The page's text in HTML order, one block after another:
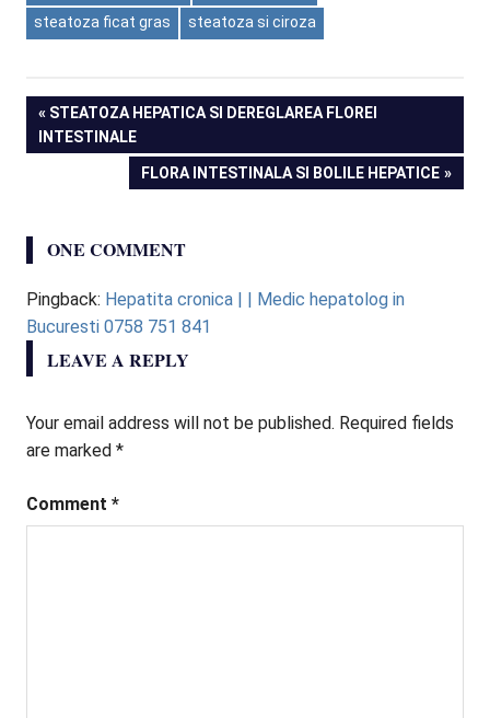
steatoza ficat gras
steatoza si ciroza
Post
navigation
PREVIOUS
POST:
STEATOZA HEPATICA SI DEREGLAREA FLOREI
INTESTINALE
NEXT
FLORA INTESTINALA SI BOLILE HEPATICE
ONE COMMENT
Pingback: Hepatita cronica | | Medic hepatolog in
Bucuresti 0758 751 841
LEAVE A REPLY
Your email address will not be published. Required fields
are marked *
Comment *